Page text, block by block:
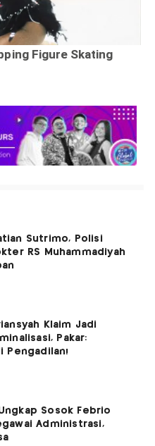
Sutrimo, Polisi
RS Muhammadiyah
Klaim Jadi
Pakar:
Pengadilan!
Sosok Febrio
Administrasi,